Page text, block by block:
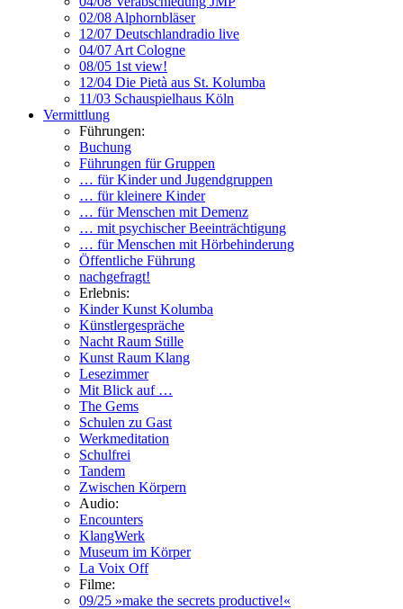
02/08 Alphornbläser
12/07 Deutschlandradio live
04/07 Art Cologne
08/05 1st view!
12/04 Die Pietà aus St. Kolumba
11/03 Schauspielhaus Köln
Vermittlung
Führungen:
Buchung
Führungen für Gruppen
… für Kinder und Jugendgruppen
… für kleinere Kinder
… für Menschen mit Demenz
… mit psychischer Beeinträchtigung
… für Menschen mit Hörbehinderung
Öffentliche Führung
nachgefragt!
Erlebnis:
Kinder Kunst Kolumba
Künstlergespräche
Nacht Raum Stille
Kunst Raum Klang
Lesezimmer
Mit Blick auf …
The Gems
Schulen zu Gast
Werkmeditation
Schulfrei
Tandem
Zwischen Körpern
Audio:
Encounters
KlangWerk
Museum im Körper
La Voix Off
Filme:
09/25 »make the secrets productive!«